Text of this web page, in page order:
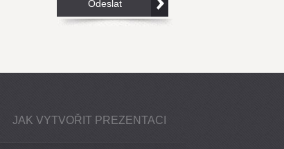
JAK VYTVOŘIT PREZENTACI